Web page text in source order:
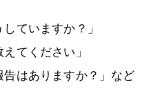
ていますか？」
てください」
告はありますか？」など